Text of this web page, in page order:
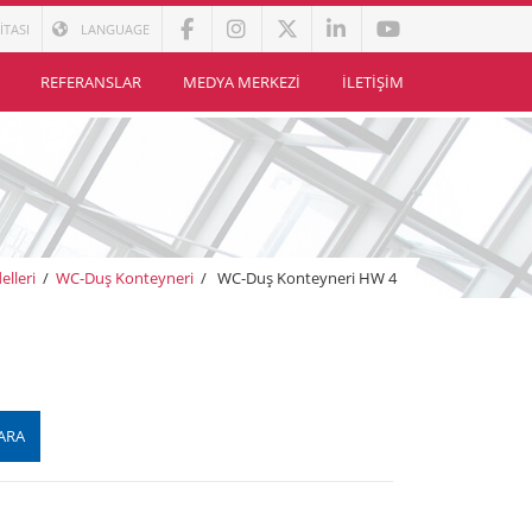
LANGUAGE
REFERANSLAR MEDYA MERKEZI İLETIŞIM
/ WC-Duş Konteyneri / WC-Duş Konteyneri HW 4